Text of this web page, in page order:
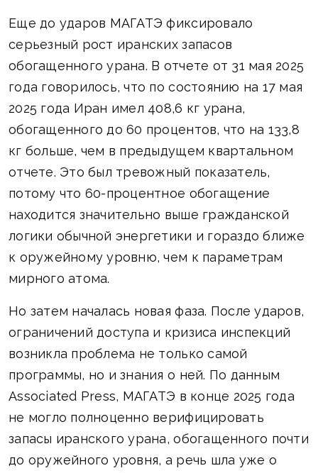
Еще до ударов МАГАТЭ фиксировало
серьезный рост иранских запасов
обогащенного урана. В отчете от 31 мая 2025
года говорилось, что по состоянию на 17 мая
2025 года Иран имел 408,6 кг урана,
обогащенного до 60 процентов, что на 133,8
кг больше, чем в предыдущем квартальном
отчете. Это был тревожный показатель,
потому что 60-процентное обогащение
находится значительно выше гражданской
логики обычной энергетики и гораздо ближе
к оружейному уровню, чем к параметрам
мирного атома.
Но затем началась новая фаза. После ударов,
ограничений доступа и кризиса инспекций
возникла проблема не только самой
программы, но и знания о ней. По данным
Associated Press, МАГАТЭ в конце 2025 года
не могло полноценно верифицировать
запасы иранского урана, обогащенного почти
до оружейного уровня, а речь шла уже о